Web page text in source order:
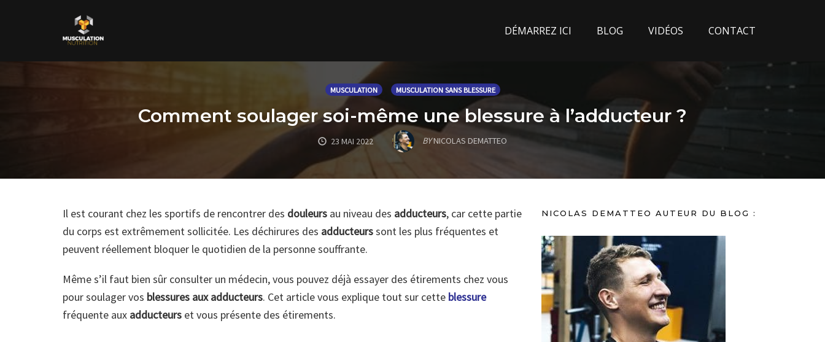
DÉMARREZ ICI BLOG VIDÉOS CONTACT
MUSCULATION MUSCULATION SANS BLESSURE
Comment soulager soi-même une blessure à l’adducteur ?
23 MAI 2022 BYNICOLAS DEMATTEO
Il est courant chez les sportifs de rencontrer des douleurs au niveau des adducteurs, car cette partie
du corps est extrêmement sollicitée. Les déchirures des adducteurssont les plus fréquentes et
peuvent réellement bloquer le quotidien de la personne souffrante.
Même s’il faut bien sûr consulter un médecin, vous pouvez déjà essayer des étirements chez vous
pour soulager vos blessures aux adducteurs. Cet article vous explique tout sur cette blessure
fréquente aux adducteurs et vous présente des étirements.
NICOLAS DEMATTEO AUTEUR DU BLOG :